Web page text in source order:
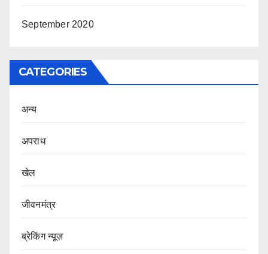
September 2020
CATEGORIES
अन्य
अपराध
खेल
जीवनमंत्र
ब्रेकिंग न्यूज़